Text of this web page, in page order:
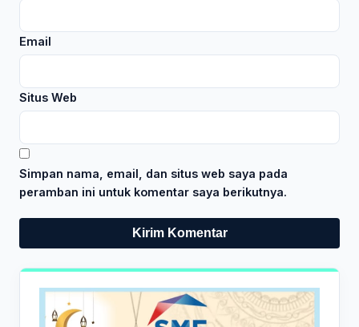
Email
Situs Web
Simpan nama, email, dan situs web saya pada
peramban ini untuk komentar saya berikutnya.